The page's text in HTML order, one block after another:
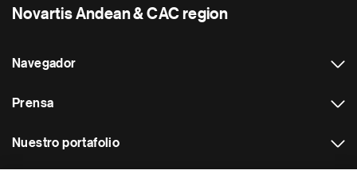
Novartis Andean & CAC region
Navegador
Prensa
Nuestro portafolio